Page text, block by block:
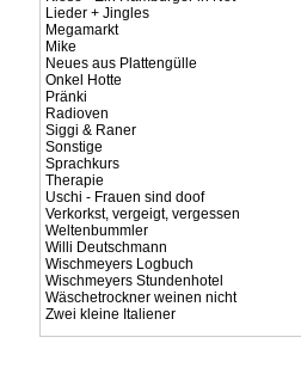
Lieder + Jingles
Megamarkt
Mike
Neues aus Plattengülle
Onkel Hotte
Pränki
Radioven
Siggi & Raner
Sonstige
Sprachkurs
Therapie
Uschi - Frauen sind doof
Verkorkst, vergeigt, vergessen
Weltenbummler
Willi Deutschmann
Wischmeyers Logbuch
Wischmeyers Stundenhotel
Wäschetrockner weinen nicht
Zwei kleine Italiener